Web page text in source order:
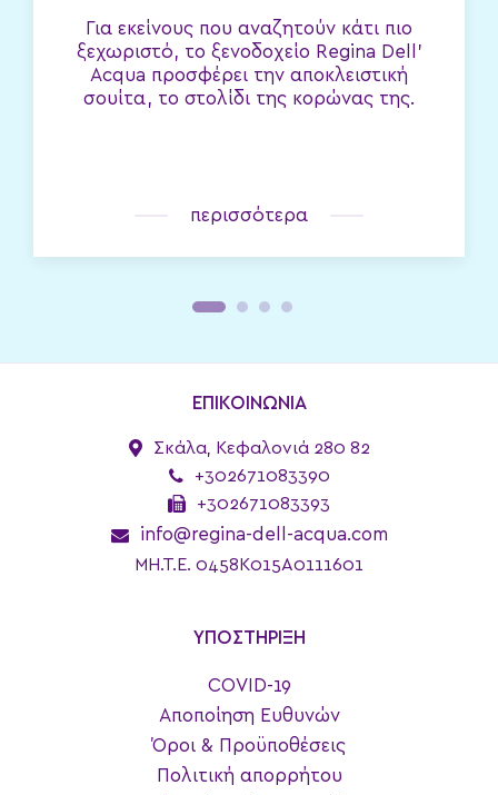
Για εκείνους που αναζητούν κάτι πιο
ξεχωριστό, το ξενοδοχείο Regina Dell’
Acqua προσφέρει την αποκλειστική
σουίτα, το στολίδι της κορώνας της.
περισσότερα
ΕΠΙΚΟΙΝΩΝΙΑ
Σκάλα, Κεφαλονιά 280 82
+302671083390
+302671083393
info@regina-dell-acqua.com
MH.T.E. 0458K015A0111601
ΥΠΟΣΤΗΡΙΞΗ
COVID-19
Αποποίηση Ευθυνών
Όροι & Προϋποθέσεις
Πολιτική απορρήτου